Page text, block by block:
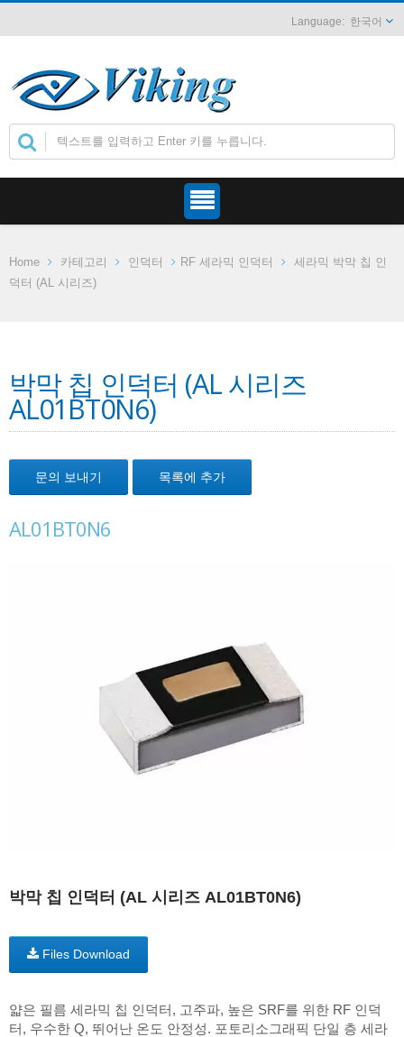
한국어
Home 카테고리 인덕터 RF 세라믹 인덕터
세라믹 박막 칩 인
덕터 (AL 시리즈)
박막 칩 인덕터 (AL 시리즈
AL01BT0N6)
문의 보내기 목록에 추가
AL01BT0N6
박막 칩 인덕터 (AL 시리즈 AL01BT0N6)
Files Download
얇은 필름 세라믹 칩 인덕터, 고주파, 높은 SRF를 위한 RF 인덕
터, 우수한 Q, 뛰어난 온도 안정성. 포토리소그래픽 단일 층 세라